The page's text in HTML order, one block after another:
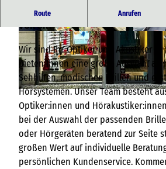
© BRILLENHAUS Stralsund |CC-BY-NC-ND
© BRILLENHAUS Stralsund |CC-BY-NC-ND ©
Route Anrufen
BRILLENHAUS STRALSUND – IHRE
VOR ORT
Wir sind Ihr Optiker und Akustiker in
bieten Ihnen eine große Auswahl an
Sehhilfen, modischen Brillen und
Hörsystemen. Unser Team besteht
Optiker:innen und
bei der Auswahl der passenden
oder Hörgeräten beratend zur Seite
großen Wert auf individuelle
persönlichen Kundenservice.